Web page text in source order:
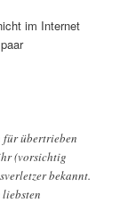
im Internet
für übertrieben
(vorsichtig
bekannt.